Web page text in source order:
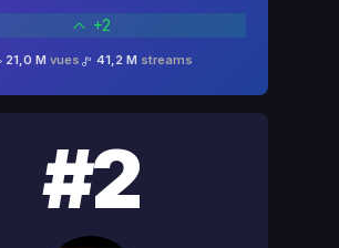
#2
+2
21,0 M vues 41,2 M streams